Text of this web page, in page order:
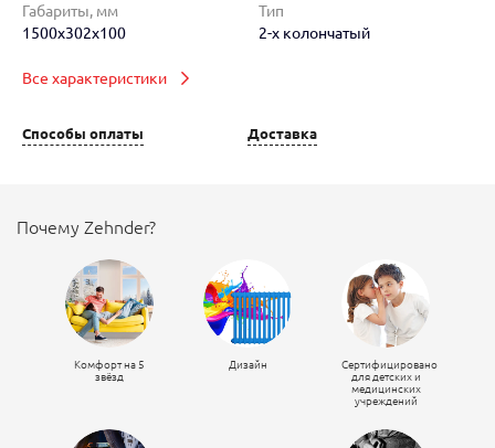
Габариты, мм
1500x302x100
Тип
2-х колончатый
Все характеристики
Способы оплаты Доставка
Почему Zehnder?
Комфорт на 5
звёзд
Дизайн
Сертифицировано
для детских и
медицинских
учреждений